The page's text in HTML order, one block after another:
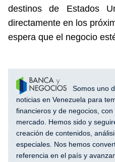
destinos de Estados
directamente en los
espera que el negocio
Somos uno
noticias en Venezuela para
financieros y de negocios,
mercado. Hemos sido y
creación de contenidos,
especiales. Nos hemos
referencia en el país y